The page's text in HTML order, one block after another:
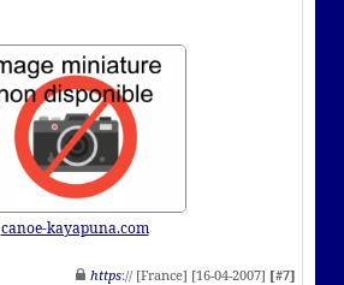
canoe-kayapuna.com
https:// [France] [16-04-2007] [#7]